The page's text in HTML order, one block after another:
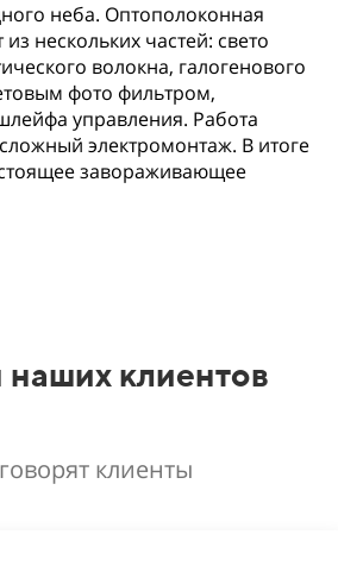
неба. Оптополоконная
из нескольких частей: свето
волокна, галогенового
фото фильтром,
управления. Работа
электромонтаж. В итоге
завораживающее
клиентов
клиенты